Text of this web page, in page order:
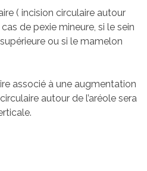
( incision circulaire autour
de pexie mineure, si le sein
ou si le mamelon
associé à une augmentation
autour de l’aréole sera